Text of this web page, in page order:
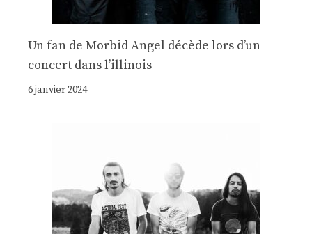
Un fan de Morbid Angel décède lors d’un
concert dans l’illinois
6 janvier 2024